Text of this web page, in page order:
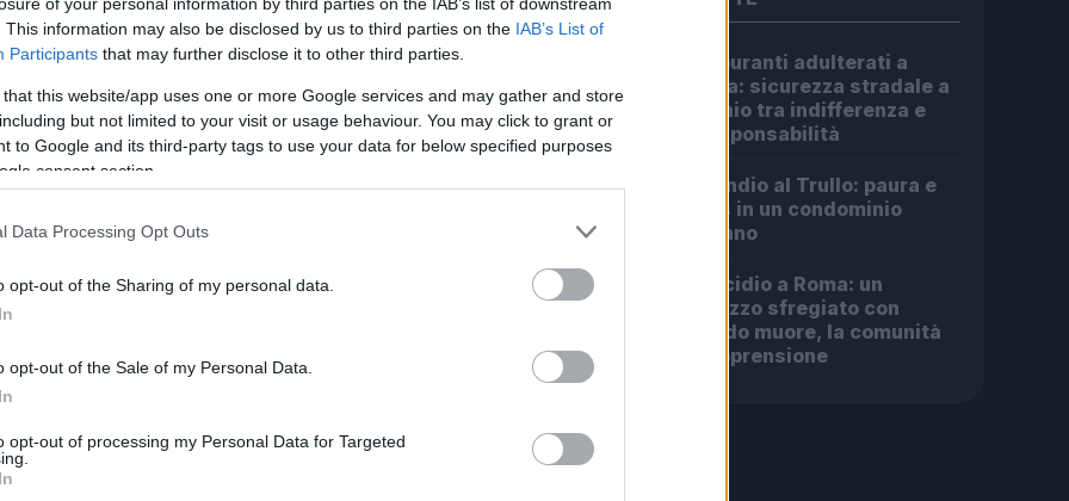
This information may also be disclosed by us to third parties on the IAB’s List of
Participants that may further disclose it to other third parties.
that this website/app uses one or more Google services and may gather and store
but not limited to your visit or usage behaviour. You may click to grant or
to Google and its third-party tags to use your data for below specified purposes
consent section.
Data Processing Opt Outs
opt-out of the Sharing of my personal data.
opt-out of the Sale of my Personal Data.
opt-out of processing my Personal Data for Targeted
luci, i colori, l’atmosfera, le decorazioni, la famiglia, i
è soltanto magia, ma può avere anche un lato oscuro
dalle ore 13 si terrà, un evento dall’intreccio
Carburanti adulterati a
Roma: sicurezza stradale a
rischio tra indifferenza e
irresponsabilità
Incendio al Trullo: paura e
caos in un condominio
romano
Omicidio a Roma: un
ragazzo sfregiato con
l’acido muore, la comunità
in apprensione